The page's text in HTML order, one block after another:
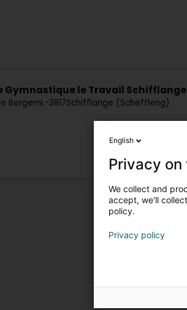
Gymnastique le Travail Schifflange
BergemL-3817Schifflange (Schëffleng)
English
Privacy
We collect and
accept, we'll
policy.
Privacy policy